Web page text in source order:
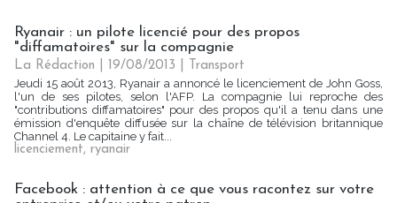
Ryanair : un pilote licencié pour des propos
"diffamatoires" sur la compagnie
La Rédaction | 19/08/2013
Transport
Jeudi 15 août 2013, Ryanair a annoncé le licenciement de John Goss,
l'un de ses pilotes, selon l'AFP. La compagnie lui reproche des
"contributions diffamatoires" pour des propos qu'il a tenu dans une
émission d'enquête diffusée sur la chaîne de télévision britannique
Channel 4. Le capitaine y fait...
licenciement, ryanair
Facebook : attention à ce que vous racontez sur votre